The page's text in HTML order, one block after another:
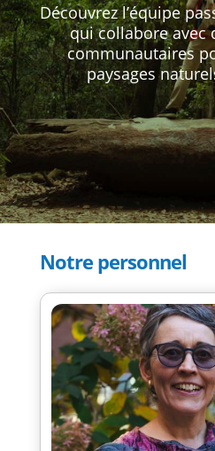
Découvrez l’équipe
qui collabore avec
communautaires
paysages
Notre personnel